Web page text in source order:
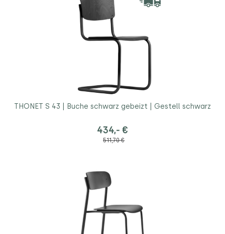
THONET S 43 | Buche schwarz gebeizt | Gestell schwarz
434,- €
511,70 €